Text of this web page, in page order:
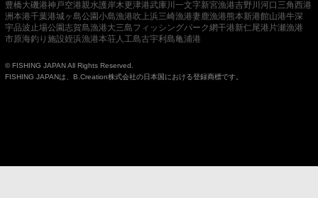
豊橋大磯港神戸空港親水護岸木更津港武庫川一文字新宮漁港吉野川河口 三角西港
洲本港千葉港城ヶ島公園小島漁港吹上浜三崎漁港妻鹿漁港熊本新港館山港牛深
宇品波止場公園志賀島漁港大三島フィッシングパーク網干港新仁尾港 片瀬漁港
市原海釣り施設姪浜漁港本荘人工島古宇利島亀浦港
© FISHING JAPAN All Rights Reserved.
FISHING JAPANは、B.Creation株式会社の日本国における登録商標です。